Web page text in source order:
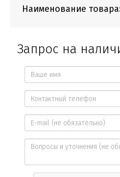
Наименование
Запрос на
Ваше
имя
*
Контактный
телефон
*
E-
mail
Вопросы